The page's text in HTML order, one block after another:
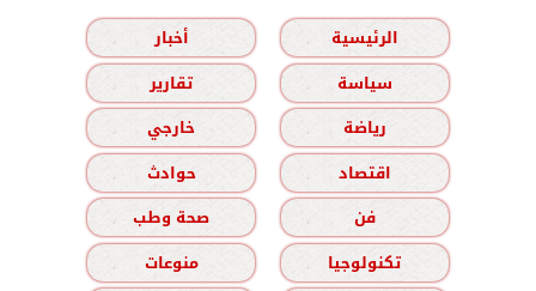
الرئيسية
أخبار
سياسة
تقارير
رياضة
خارجي
اقتصاد
حوادث
فن
صحة وطب
تكنولوجيا
منوعات